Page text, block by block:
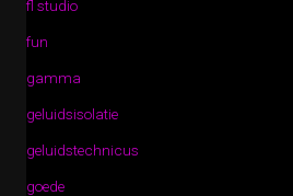
fl studio
fun
gamma
geluidsisolatie
geluidstechnicus
goede